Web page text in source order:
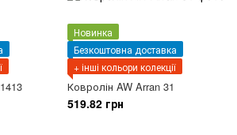
Новинка
Безкоштовна доставка
+ інші кольори колекції
Ковролін AW Arran 31
519.82 грн